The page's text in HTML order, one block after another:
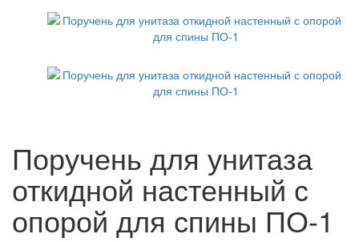
Поручень для унитаза
откидной настенный с
опорой для спины ПО-1